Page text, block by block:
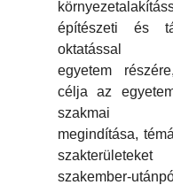
építészeti és
oktatással
egyetem
célja az
szakmai
megindítása,
szakember-